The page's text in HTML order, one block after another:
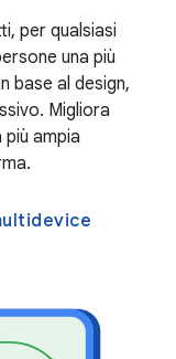
per qualsiasi
una più
base al design,
Migliora
ampia